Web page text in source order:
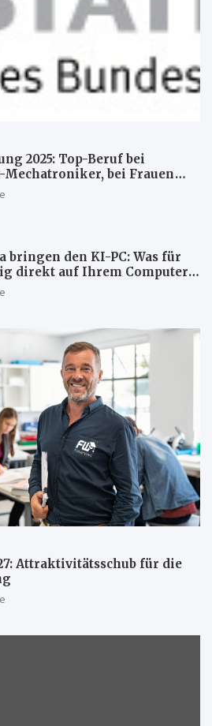
2025: Top-Beruf bei
bei Frauen
bringen den KI-PC: Was für
direkt auf Ihrem Computer
der Cloud bleibt
Attraktivitätsschub für die